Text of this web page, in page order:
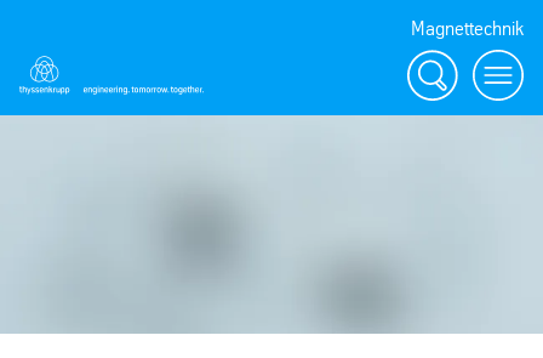
Magnettechnik
Suche
Menü